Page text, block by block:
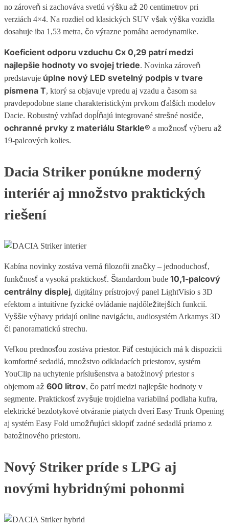
no zároveň si zachováva svetlú výšku až 20 centimetrov pri
verziách 4×4. Na rozdiel od klasických SUV však výška vozidla
dosahuje iba 1,53 metra, čo výrazne pomáha aerodynamike.
Koeficient odporu vzduchu Cx 0,29 patrí medzi
najlepšie hodnoty vo svojej triede. Novinka zároveň
predstavuje úplne nový LED svetelný podpis v tvare
písmena T, ktorý sa objavuje vpredu aj vzadu a časom sa
pravdepodobne stane charakteristickým prvkom ďalších modelov
Dacie. Robustný vzhľad dopĺňajú integrované strešné nosiče,
ochranné prvky z materiálu Starkle® a možnosť výberu až
19-palcových kolies.
Dacia Striker ponúkne moderný
interiér aj množstvo praktických
riešení
Kabína novinky zostáva verná filozofii značky – jednoduchosť,
funkčnosť a vysoká praktickosť. Štandardom bude 10,1-palcový
centrálny displej, digitálny prístrojový panel LightVisio s 3D
efektom a intuitívne fyzické ovládanie najdôležitejších funkcií.
Vyššie výbavy pridajú online navigáciu, audiosystém Arkamys 3D
či panoramatickú strechu.
Veľkou prednosťou zostáva priestor. Päť cestujúcich má k dispozícii
komfortné sedadlá, množstvo odkladacích priestorov, systém
YouClip na uchytenie príslušenstva a batožinový priestor s
objemom až 600 litrov, čo patrí medzi najlepšie hodnoty v
segmente. Praktickosť zvyšuje trojdielna variabilná podlaha kufra,
elektrické bezdotykové otváranie piatych dverí Easy Trunk Opening
aj systém Easy Fold umožňujúci sklopiť zadné sedadlá priamo z
batožinového priestoru.
Nový Striker príde s LPG aj
novými hybridnými pohonmi